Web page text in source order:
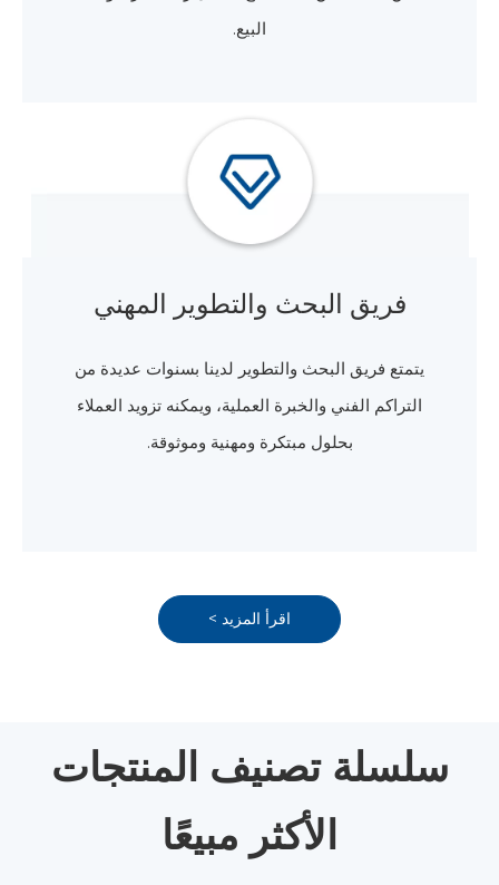
البيع.
فريق البحث والتطوير المهني
يتمتع فريق البحث والتطوير لدينا بسنوات عديدة من
التراكم الفني والخبرة العملية، ويمكنه تزويد العملاء
بحلول مبتكرة ومهنية وموثوقة.
اقرأ المزيد >
سلسلة تصنيف المنتجات
الأكثر مبيعًا